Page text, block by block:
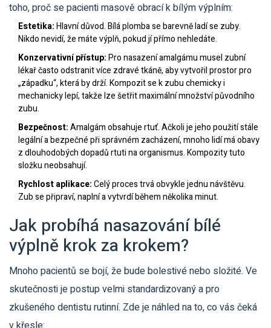
toho, proč se pacienti masově obrací k bílým výplním:
Estetika:Hlavní důvod. Bílá plomba se barevně ladí se zuby.
Nikdo nevidí, že máte výplň, pokud jí přímo nehledáte.
Konzervativní přístup:Pro nasazení amalgámu musel zubní
lékař často odstranit více zdravé tkáně, aby vytvořil prostor pro
„západku“, která by drží. Kompozit se k zubu chemicky i
mechanicky lepí, takže lze šetřit maximální množství původního
zubu.
Bezpečnost:Amalgám obsahuje rtuť. Ačkoli je jeho použití stále
legální a bezpečné při správném zacházení, mnoho lidí má obavy
z dlouhodobých dopadů rtuti na organismus. Kompozity tuto
složku neobsahují.
Rychlost aplikace:Celý proces trvá obvykle jednu návštěvu.
Zub se připraví, naplní a vytvrdí během několika minut.
Jak probíhá nasazování bílé
výplně krok za krokem?
Mnoho pacientů se bojí, že bude bolestivé nebo složité. Ve
skutečnosti je postup velmi standardizovaný a pro
zkušeného dentistu rutinní. Zde je náhled na to, co vás čeká